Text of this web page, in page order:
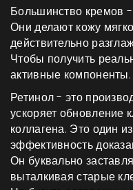
Большинство кремов -
Они делают кожу
действительно
Чтобы получить
активные компоненты.
Ретинол- это
ускоряет обновление
коллагена. Это один
эффективность
Он буквально
выталкивая старые